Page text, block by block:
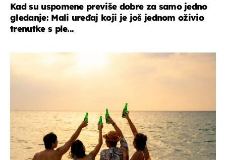
Kad su uspomene previše dobre za samo jedno
gledanje: Mali uređaj koji je još jednom oživio
trenutke s ple...